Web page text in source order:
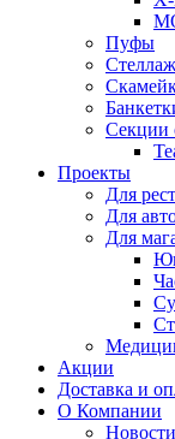
Пуфы
Секции
Проекты
Для
Для
Для
Акции
Доставка и
О Компании
Новости